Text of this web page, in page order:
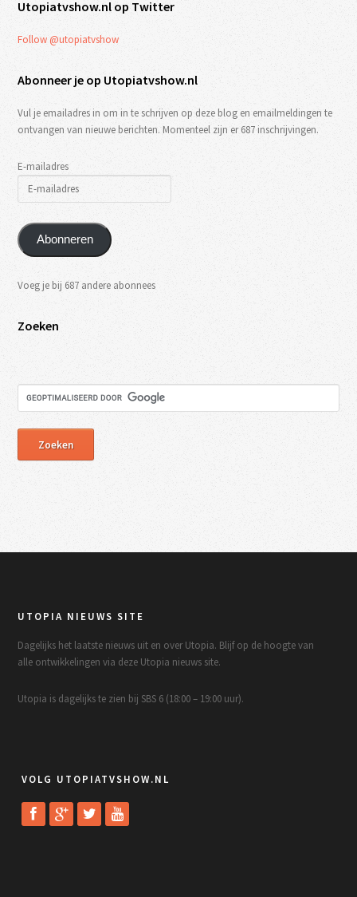
Utopiatvshow.nl op Twitter
Follow @utopiatvshow
Abonneer je op Utopiatvshow.nl
Vul je emailadres in om in te schrijven op deze blog en emailmeldingen te
ontvangen van nieuwe berichten. Momenteel zijn er 687 inschrijvingen.
E-mailadres
Abonneren
Voeg je bij 687 andere abonnees
Zoeken
UTOPIA NIEUWS SITE
Dagelijks het laatste nieuws uit en over Utopia. Blijf op de hoogte van
alle ontwikkelingen via deze Utopia nieuws site.
Utopia is dagelijks te zien bij SBS 6 (18:00 – 19:00 uur).
VOLG UTOPIATVSHOW.NL